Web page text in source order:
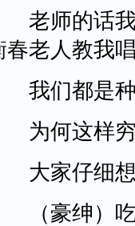
师的话我
春老人教我
们都是种
何这样
家仔细
豪绅）吃